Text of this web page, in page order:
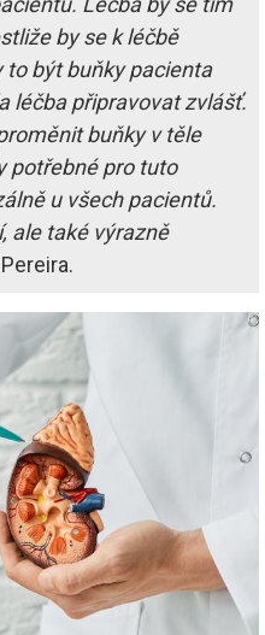
by se k léčbě
to být buňky pacienta
léčba připravovat zvlášť.
buňky v těle
potřebné pro tuto
u všech pacientů.
ale také výrazně